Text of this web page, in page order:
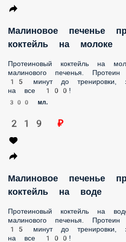
Протеиновый коктейль на молоке
печенья. Протеин «Bombar».
300 мл.
коктейль на воде
Протеиновый коктейль на воде со
печенья. Протеин «Bombar».
тренировки, забери и тренируйся
199 ₽